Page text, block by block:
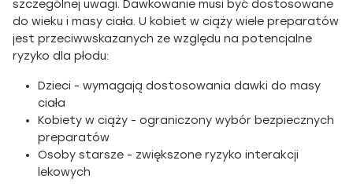
szczególnej uwagi. Dawkowanie musi być dostosowane
do wieku i masy ciała. U kobiet w ciąży wiele preparatów
jest przeciwwskazanych ze względu na potencjalne
ryzyko dla płodu:
Dzieci - wymagają dostosowania dawki do masy
ciała
Kobiety w ciąży - ograniczony wybór bezpiecznych
preparatów
Osoby starsze - zwiększone ryzyko interakcji
lekowych